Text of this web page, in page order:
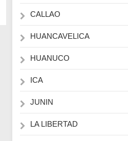
CALLAO
HUANCAVELICA
HUANUCO
ICA
JUNIN
LA LIBERTAD